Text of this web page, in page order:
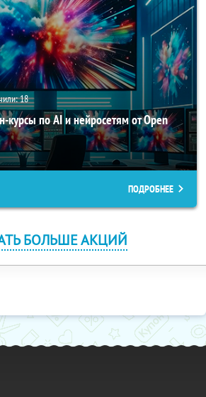
18
курсы по AI и нейросетям от Open
ПОДРОБНЕЕ
БОЛЬШЕ АКЦИЙ